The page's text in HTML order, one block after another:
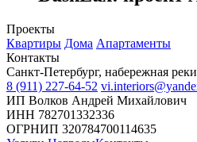
Проекты
Квартиры Дома Апартаменты
Контакты
Санкт-Петербург, набережная
8 (911) 227-64-52
ИП Волков Андрей Михайлович
ИНН 782701332336
ОГРНИП 320784700114635